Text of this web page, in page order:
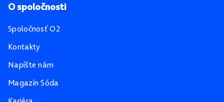
O spoločnosti
Spoločnosť O2
Kontakty
Napíšte nám
Magazín Sóda